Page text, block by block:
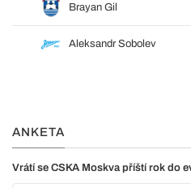
Brayan Gil
Aleksandr Sobolev
ANKETA
Vrátí se CSKA Moskva příští rok do